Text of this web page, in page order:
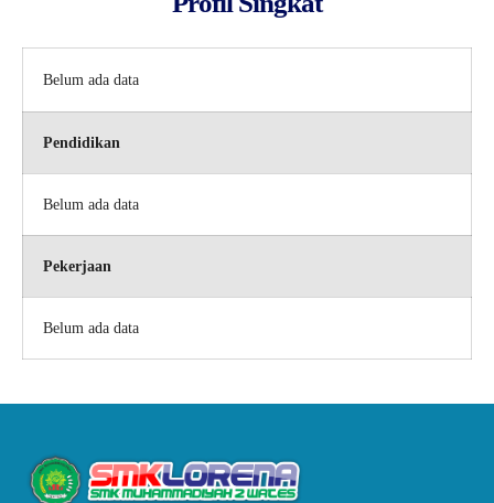
Belum ada data
Pendidikan
Belum ada data
Pekerjaan
Belum ada data